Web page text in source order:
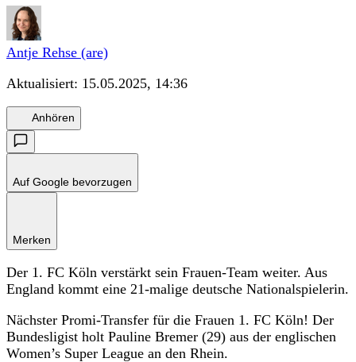
Antje Rehse (are)
Aktualisiert: 15.05.2025, 14:36
Anhören
Auf Google bevorzugen
Merken
Der 1. FC Köln verstärkt sein Frauen-Team weiter. Aus
England kommt eine 21-malige deutsche Nationalspielerin.
Nächster Promi-Transfer für die Frauen 1. FC Köln! Der
Bundesligist holt Pauline Bremer (29) aus der englischen
Women’s Super League an den Rhein.